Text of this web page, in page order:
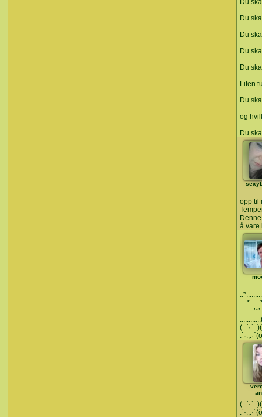
Du
Du
Du
Du
Du
Liten
Du
og
Du
opp til
å vare